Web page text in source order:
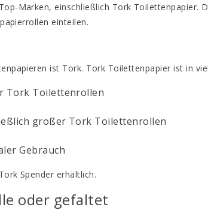
Marken, einschließlich Tork Toilettenpapier.
einteilen.
ist Tork. Tork Toilettenpapier ist in
Tork Toilettenrollen
großer Tork Toilettenrollen
Gebrauch
Spender erhältlich.
oder gefaltet